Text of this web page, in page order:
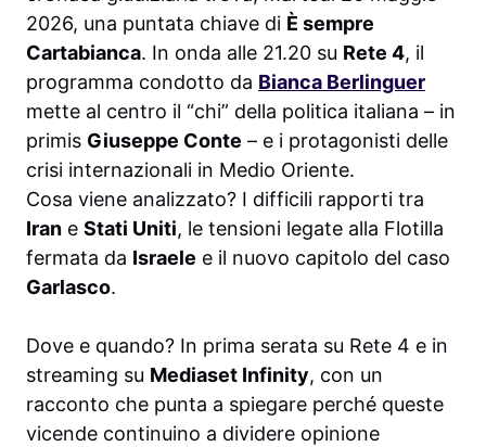
2026, una puntata chiave di È sempre
Cartabianca. In onda alle 21.20 su Rete 4, il
programma condotto da Bianca Berlinguer
mette al centro il “chi” della politica italiana – in
primis Giuseppe Conte – e i protagonisti delle
crisi internazionali in Medio Oriente.
Cosa viene analizzato? I difficili rapporti tra
Iran e Stati Uniti, le tensioni legate alla Flotilla
fermata da Israele e il nuovo capitolo del caso
Garlasco.
Dove e quando? In prima serata su Rete 4 e in
streaming su Mediaset Infinity, con un
racconto che punta a spiegare perché queste
vicende continuino a dividere opinione